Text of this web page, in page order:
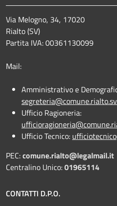
Via Melogno, 34, 17020
Rialto (SV)
Partita IVA: 00361130099
Mail:
Amministrativo e
Ufficio Ragioneria:
Ufficio Tecnico:
PEC:comune.rialto@legalmail.it
Centralino Unico:01965114
CONTATTI D.P.O.